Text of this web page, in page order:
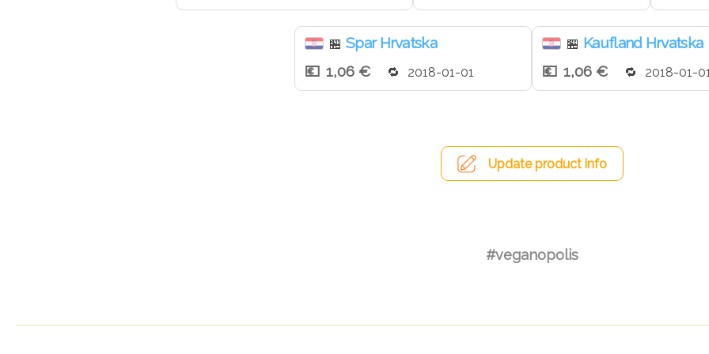
🏪 Spar Hrvatska
1,06 €
2018-01-01
🏪 Kaufland Hrvatska
1,06 €
2018-01-
Update product info
#veganopolis